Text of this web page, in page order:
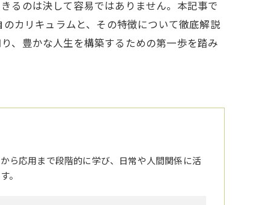
るのは決して容易ではありません。本記事で
カリキュラムと、その特徴について徹底解説
、豊かな人生を構築するための第一歩を踏み
ら応用まで段階的に学び、日常や人間関係に活
。